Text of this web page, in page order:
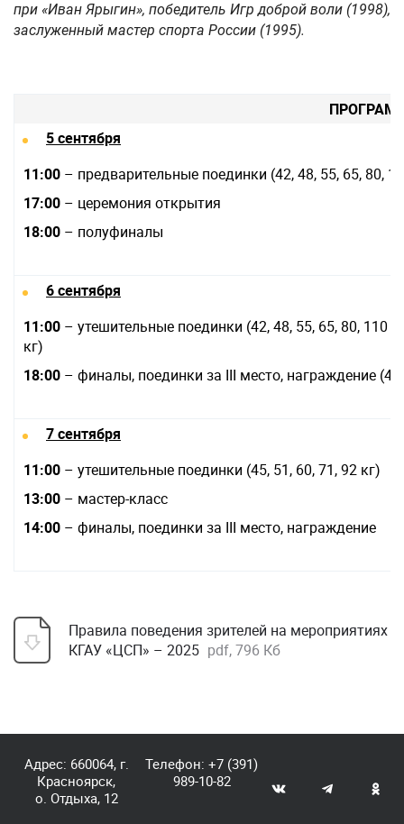
при «Иван Ярыгин», победитель Игр доброй воли (1998),
заслуженный мастер спорта России (1995).
5 сентября
11:00 – предварительные поединки (42, 48, 55, 65, 80,
17:00 – церемония открытия
18:00 – полуфиналы
6 сентября
11:00 – утешительные поединки (42, 48, 55, 65, 80, 110
кг)
18:00 – финалы, поединки за III место, награждение
7 сентября
11:00 – утешительные поединки (45, 51, 60, 71, 92 кг)
13:00 – мастер-класс
14:00 – финалы, поединки за III место, награждение
Правила поведения зрителей на мероприятиях
КГАУ «ЦСП» – 2025 pdf, 796 Кб
Адрес: 660064, г.
Красноярск,
о. Отдыха, 12
Телефон:+7 (391)
989-10-82